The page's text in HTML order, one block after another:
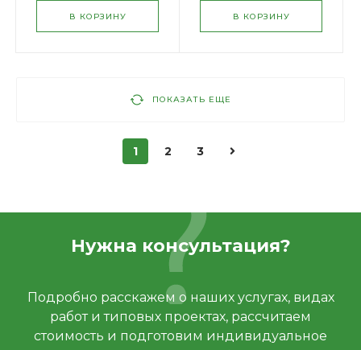
В КОРЗИНУ В КОРЗИНУ
ПОКАЗАТЬ ЕЩЕ
1 2 3
Нужна консультация?
Подробно расскажем о наших услугах, видах
работ и типовых проектах, рассчитаем
стоимость и подготовим индивидуальное